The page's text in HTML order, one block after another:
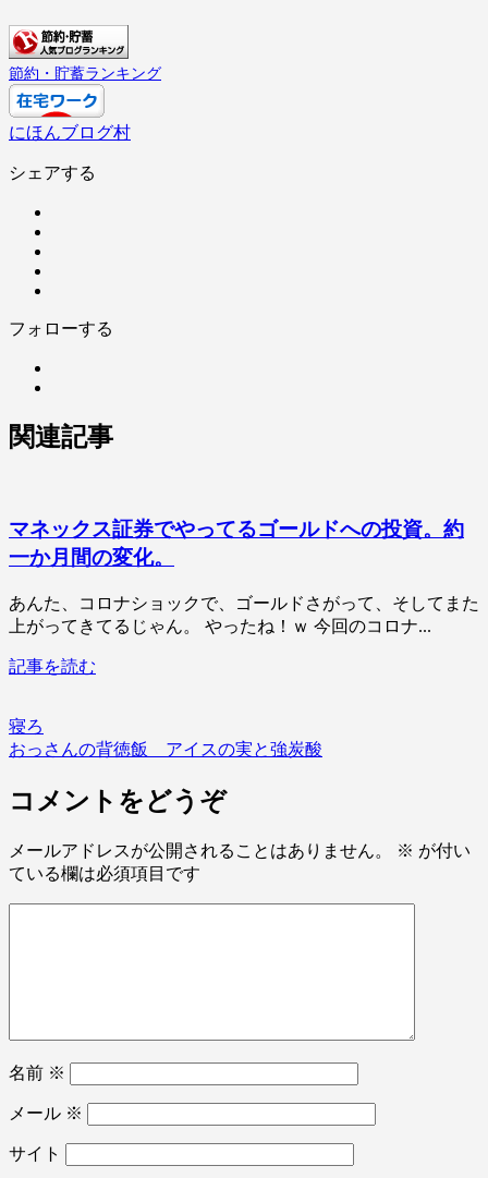
節約・貯蓄ランキング
にほんブログ村
シェアする
フォローする
関連記事
マネックス証券でやってるゴールドへの投資。約
一か月間の変化。
あんた、コロナショックで、ゴールドさがって、そしてまた
上がってきてるじゃん。 やったね！ｗ 今回のコロナ...
記事を読む
寝ろ
おっさんの背徳飯 アイスの実と強炭酸
コメントをどうぞ
メールアドレスが公開されることはありません。 ※ が付い
ている欄は必須項目です
名前 ※
メール ※
サイト